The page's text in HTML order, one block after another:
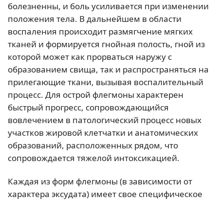
болезненны, и боль усиливается при изменении
положения тела. В дальнейшем в области
воспаления происходит размягчение мягких
тканей и формируется гнойная полость, гной из
которой может как прорваться наружу с
образованием свища, так и распространяться на
прилегающие ткани, вызывая воспалительный
процесс. Для острой флегмоны характерен
быстрый прогресс, сопровождающийся
вовлечением в патологический процесс новых
участков жировой клетчатки и анатомических
образований, расположенных рядом, что
сопровождается тяжелой интоксикацией.
Каждая из форм флегмоны (в зависимости от
характера эксудата) имеет свое специфическое